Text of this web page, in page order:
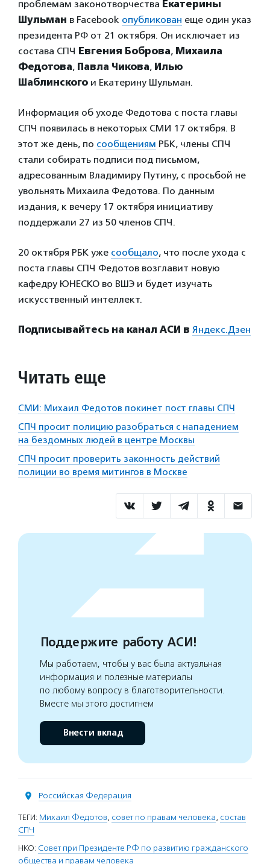
проблемам законотворчества Екатерины
Шульман в Facebook опубликован еще один указ
президента РФ от 21 октября. Он исключает из
состава СПЧ Евгения Боброва, Михаила
Федотова, Павла Чикова, Илью
Шаблинского и Екатерину Шульман.
Информация об уходе Федотова с поста главы
СПЧ появилась в некоторых СМИ 17 октября. В
этот же день, по сообщениям РБК, члены СПЧ
стали собирать подписи под письмом,
адресованным Владимиру Путину, с просьбой не
увольнять Михаила Федотова. По данным
издания, к вечеру 17 октября инициативу
поддержали 27 из 50 членов СПЧ.
20 октября РБК уже сообщало, что после ухода с
поста главы СПЧ Федотов возглавит новую
кафедру ЮНЕСКО во ВШЭ и будет изучать
искусственный интеллект.
Подписывайтесь на канал АСИ в Яндекс.Дзен
Читать еще
СМИ: Михаил Федотов покинет пост главы СПЧ
СПЧ просит полицию разобраться с нападением
на бездомных людей в центре Москвы
СПЧ просит проверить законность действий
полиции во время митингов в Москве
Поддержите работу АСИ!
Мы работаем, чтобы у вас была актуальная
информация и полезные материалы
по любому вопросу в благотворительности.
Вместе мы этого достигнем
Внести вклад
Российская Федерация
ТЕГИ: Михаил Федотов, совет по правам человека, состав
СПЧ
НКО: Совет при Президенте РФ по развитию гражданского
общества и правам человека